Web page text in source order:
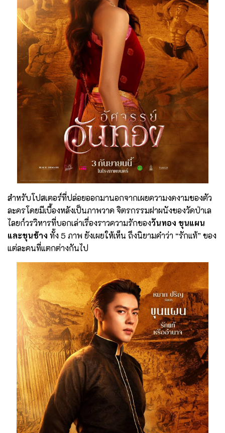
สำหรับโปสเตอร์ที่ปล่อยออกมานอกจากเผยความงดงามของตัว
ละครโดยมีเบื้องหลังเป็นภาพวาด จิตรกรรมฝาผนังของวัดป่าเล
ไลยก์วรวิหารที่บอกเล่าเรื่องราวความรักของวันทอง ขุนแผน
และขุนช้าง ทั้ง 5 ภาพ ยังเผยให้เห็น ถึงนิยามคำว่า “รักแท้” ของ
แต่ละคนที่แตกต่างกันไป